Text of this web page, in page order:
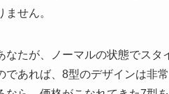
ません。
なたが、ノーマルの状態でス
であれば、8型のデザインは非